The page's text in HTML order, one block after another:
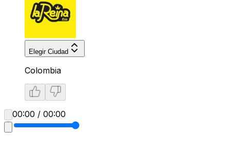
Elegir Ciudad
Colombia
00:00 / 00:00